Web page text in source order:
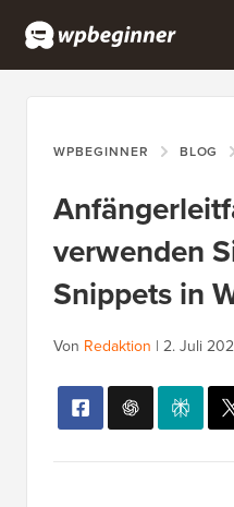
WPBEGINNER BLOG
verwenden
Snippets in
Von Redaktion | 2. Juli